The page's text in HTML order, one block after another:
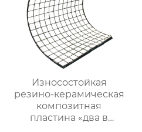
Износостойкая
резино-керамическая
композитная
пластина «два в